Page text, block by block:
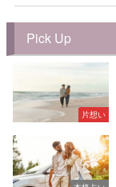
Pick Up
片想い